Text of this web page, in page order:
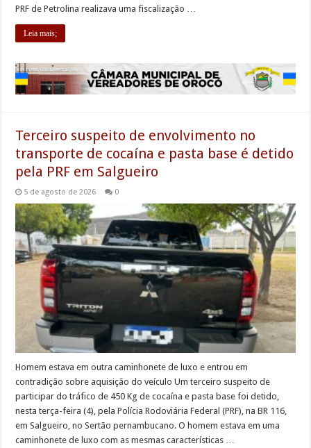
PRF de Petrolina realizava uma fiscalização …
Leia mais;
Terceiro suspeito de envolvimento no
transporte de cocaína e pasta base é detido
pela PRF em Salgueiro
5 de agosto de 2026 0
Homem estava em outra caminhonete de luxo e entrou em
contradição sobre aquisição do veículo Um terceiro suspeito de
participar do tráfico de 450 Kg de cocaína e pasta base foi detido,
nesta terça-feira (4), pela Polícia Rodoviária Federal (PRF), na BR 116,
em Salgueiro, no Sertão pernambucano. O homem estava em uma
caminhonete de luxo com as mesmas características …